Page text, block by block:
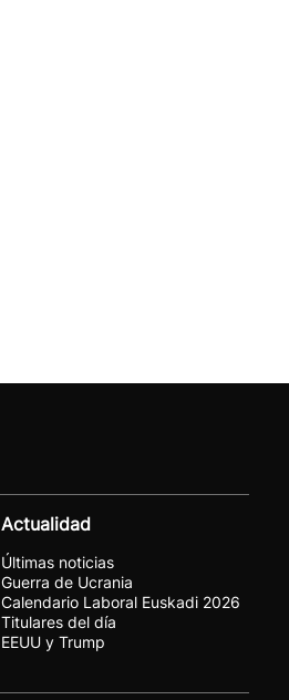
Actualidad
Últimas noticias
Guerra de Ucrania
Calendario Laboral Euskadi 2026
Titulares del día
EEUU y Trump